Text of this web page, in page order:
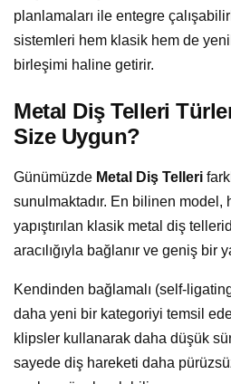
planlamaları ile entegre
sistemleri hem klasik hem de
birleşimi haline getirir.
Metal Diş Telleri
Size Uygun?
Günümüzde Metal Diş Telleri
sunulmaktadır. En bilinen model,
yapıştırılan klasik metal diş
aracılığıyla bağlanır ve geniş bir
Kendinden bağlamalı (self-
daha yeni bir kategoriyi temsil
klipsler kullanarak daha düşük
sayede diş hareketi daha